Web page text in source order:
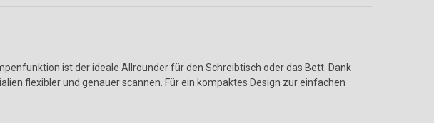
ist der ideale Allrounder für den Schreibtisch oder das Bett. Dank
flexibler und genauer scannen. Für ein kompaktes Design zur einfachen